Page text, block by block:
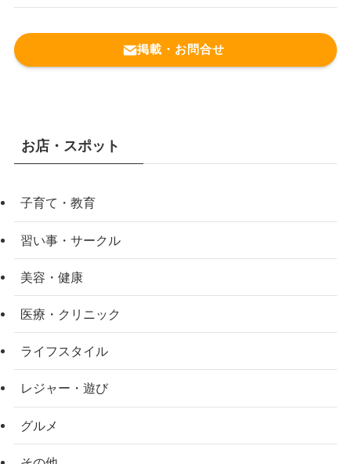
掲載・お問合せ
お店・スポット
子育て・教育
習い事・サークル
美容・健康
医療・クリニック
ライフスタイル
レジャー・遊び
グルメ